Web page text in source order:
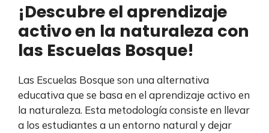
¡Descubre el aprendizaje
activo en la naturaleza con
las Escuelas Bosque!
Las Escuelas Bosque son una alternativa
educativa que se basa en el aprendizaje activo en
la naturaleza. Esta metodología consiste en llevar
a los estudiantes a un entorno natural y dejar